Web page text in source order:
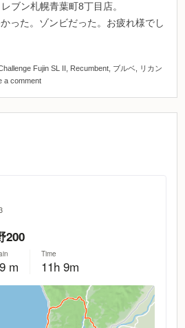
ブン札幌青葉町8丁目店。
った。ゾンビだった。お疲れ様でし
Fujin SL II Recumbent, ブルベ,
リカン
a comment